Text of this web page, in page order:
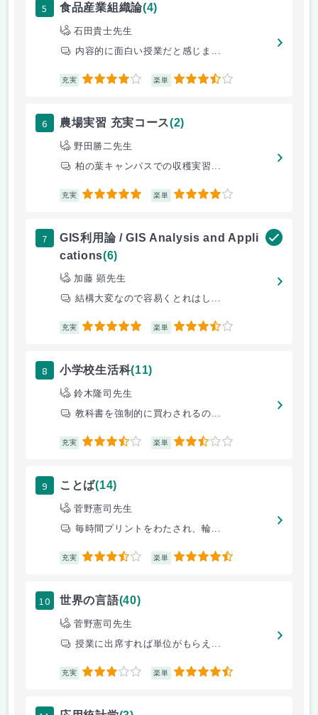
5 食品産業組織論(4)
石田貴士先生
内容的に面白い授業だと感じま...
充実 4 楽単 3.5
6 農場実習 充実コース(2)
野田勝二先生
柏の葉キャンパスでの収穫実習...
充実 5 楽単 4
7
GIS利用論 / GIS Analysis and Appli
cations(6)
加藤 顕先生
結構大変なので容易くとれはし...
充実 5 楽単 3.5
8 小学校生活科(11)
鈴木隆司先生
教科書を強制的に買わされるの...
充実 3.5 楽単 2.5
9 ことば(14)
菅野憲司先生
毎時間プリントをわたされ、輪...
充実 3.5 楽単 4.5
10 世界の言語(40)
菅野憲司先生
授業に出席すれば単位がもらえ...
充実 3 楽単 4.5